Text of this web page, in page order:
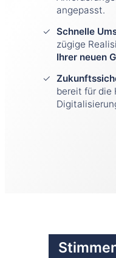
angepasst.
Schnelle
zügige
Ihrer neuen
bereit für die